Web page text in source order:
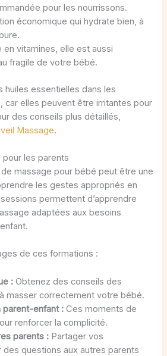
pour les nourrissons.
économique qui hydrate bien, à
en vitamines, elle est aussi
fragile de votre bébé.
huiles essentielles dans les
car elles peuvent être irritantes pour
des conseils plus détaillés,
Massage.
les parents
massage pour bébé peut être une
les gestes appropriés en
permettent d’apprendre
adaptées aux besoins
de ces formations :
: Obtenez des conseils des
masser correctement votre bébé.
parent-enfant : Ces moments de
renforcer la complicité.
parents : Partager vos
questions aux autres parents